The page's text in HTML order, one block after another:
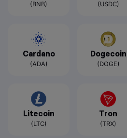
(BNB) (USDC)
Cardano
(ADA)
Dogecoin
(DOGE)
Litecoin
(LTC)
Tron
(TRX)